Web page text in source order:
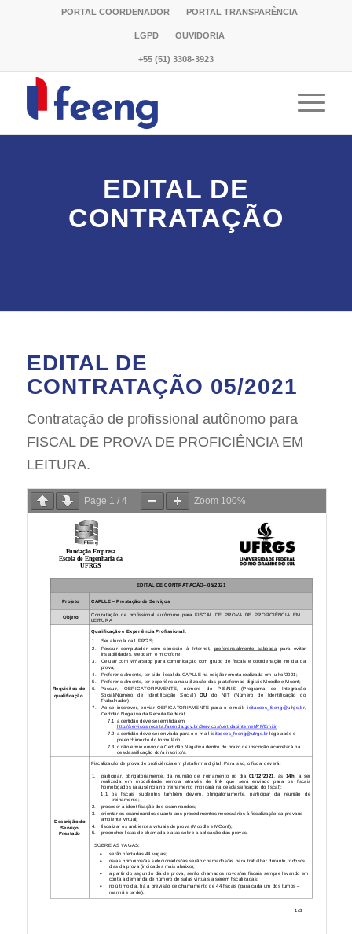
PORTAL COORDENADOR PORTAL TRANSPARÊNCIA
LGPD OUVIDORIA
+55 (51) 3308-3923
EDITAL DE
CONTRATAÇÃO
EDITAL DE
CONTRATAÇÃO 05/2021
Contratação de profissional autônomo para
FISCAL DE PROVA DE PROFICIÊNCIA EM
LEITURA.
Page 1 / 4 Zoom 100%